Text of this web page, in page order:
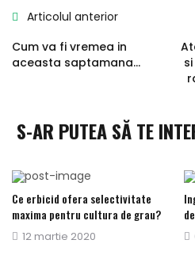
Articolul anterior
Cum va fi vremea in
aceasta saptamana…
S-AR PUTEA SĂ TE
Ce erbicid ofera selectivitate
maxima pentru cultura de grau?
Publicat
12 martie 2020